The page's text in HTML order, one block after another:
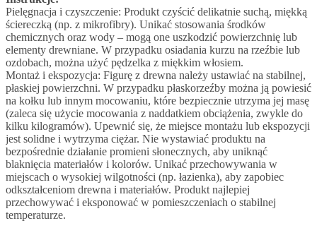
Pielęgnacja i czyszczenie: Produkt czyścić delikatnie suchą, miękką
ściereczką (np. z mikrofibry). Unikać stosowania środków
chemicznych oraz wody – mogą one uszkodzić powierzchnię lub
elementy drewniane. W przypadku osiadania kurzu na rzeźbie lub
ozdobach, można użyć pędzelka z miękkim włosiem.
Montaż i ekspozycja: Figurę z drewna należy ustawiać na stabilnej,
płaskiej powierzchni. W przypadku płaskorzeźby można ją powiesić
na kołku lub innym mocowaniu, które bezpiecznie utrzyma jej masę
(zaleca się użycie mocowania z naddatkiem obciążenia, zwykle do
kilku kilogramów). Upewnić się, że miejsce montażu lub ekspozycji
jest solidne i wytrzyma ciężar. Nie wystawiać produktu na
bezpośrednie działanie promieni słonecznych, aby uniknąć
blaknięcia materiałów i kolorów. Unikać przechowywania w
miejscach o wysokiej wilgotności (np. łazienka), aby zapobiec
odkształceniom drewna i materiałów. Produkt najlepiej
przechowywać i eksponować w pomieszczeniach o stabilnej
temperaturze.